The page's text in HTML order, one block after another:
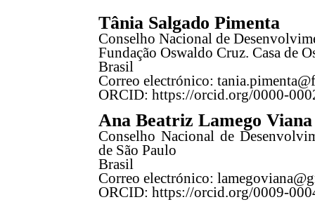
Tânia Salgado Pimenta
Conselho Nacional de
Fundação Oswaldo Cruz. Casa de
Brasil
Correo electrónico:
ORCID: https://orcid.org/0000-
Ana Beatriz Lamego Viana
Conselho Nacional de
de São Paulo
Brasil
Correo electrónico:
ORCID: https://orcid.org/0009-